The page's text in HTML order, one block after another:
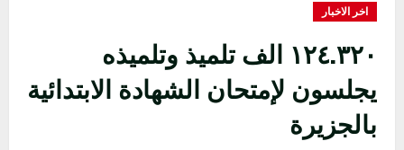
اخر الاخبار
١٢٤.٣٢٠ الف تلميذ وتلميذه
يجلسون لإمتحان الشهادة الابتدائية
بالجزيرة